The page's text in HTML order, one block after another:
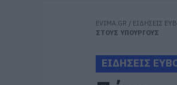
EVIMA.GR / ΕΙΔΗΣΕΙΣ
ΣΤΟΥΣ ΥΠΟΥΡΓΟΥΣ
ΕΙΔΗΣΕΙΣ